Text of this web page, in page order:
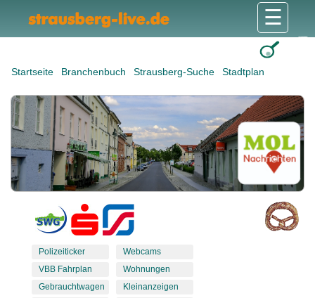
Startseite Branchenbuch Strausberg-Suche Stadtplan
☰
Polizeiticker
VBB Fahrplan
Gebrauchtwagen
Webcams
Wohnungen
Kleinanzeigen